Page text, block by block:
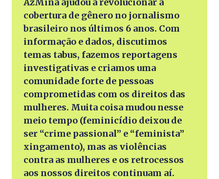
cobertura de gênero no jornalismo
brasileiro nos últimos 6 anos. Com
informação e dados, discutimos
temas tabus, fazemos reportagens
investigativas e criamos uma
comunidade forte de pessoas
comprometidas com os direitos das
mulheres. Muita coisa mudou nesse
meio tempo (feminicídio deixou de
ser “crime passional” e “feminista”
xingamento), mas as violências
contra as mulheres e os retrocessos
aos nossos direitos continuam aí.